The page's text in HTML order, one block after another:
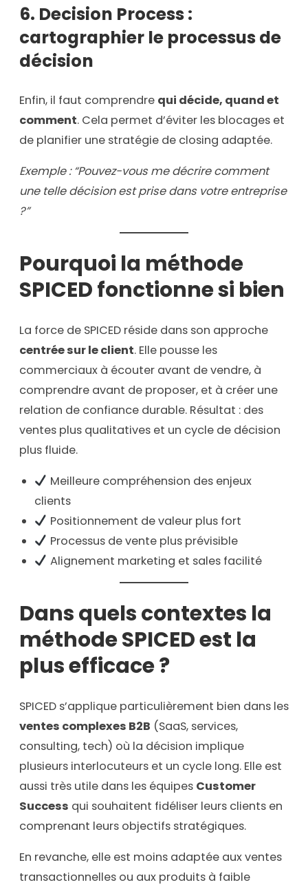
6. Decision Process :
cartographier le processus de
décision
Enfin, il faut comprendre qui décide, quand et
comment. Cela permet d’éviter les blocages et
de planifier une stratégie de closing adaptée.
Exemple : “Pouvez-vous me décrire comment
une telle décision est prise dans votre entreprise
?”
Pourquoi la méthode
SPICED fonctionne si bien
La force de SPICED réside dans son approche
centrée sur le client. Elle pousse les
commerciaux à écouter avant de vendre, à
comprendre avant de proposer, et à créer une
relation de confiance durable. Résultat : des
ventes plus qualitatives et un cycle de décision
plus fluide.
Meilleure compréhension des enjeux
clients
Positionnement de valeur plus fort
Processus de vente plus prévisible
Alignement marketing et sales facilité
Dans quels contextes la
méthode SPICED est la
plus efficace ?
SPICED s’applique particulièrement bien dans les
ventes complexes B2B (SaaS, services,
consulting, tech) où la décision implique
plusieurs interlocuteurs et un cycle long. Elle est
aussi très utile dans les équipes Customer
Success qui souhaitent fidéliser leurs clients en
comprenant leurs objectifs stratégiques.
En revanche, elle est moins adaptée aux ventes
transactionnelles ou aux produits à faible